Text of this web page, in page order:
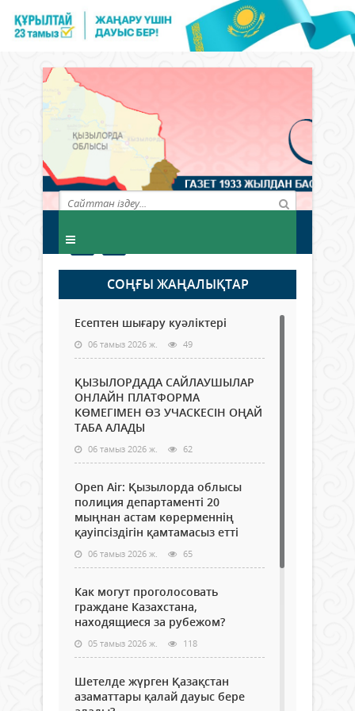
СОҢҒЫ ЖАҢАЛЫҚТАР
Есептен шығару куәліктері
06 тамыз 2026 ж. 49
ҚЫЗЫЛОРДАДА САЙЛАУШЫЛАР
ОНЛАЙН ПЛАТФОРМА
КӨМЕГІМЕН ӨЗ УЧАСКЕСІН ОҢАЙ
ТАБА АЛАДЫ
06 тамыз 2026 ж. 62
Open Air: Қызылорда облысы
полиция департаменті 20
мыңнан астам көрерменнің
қауіпсіздігін қамтамасыз етті
06 тамыз 2026 ж. 65
Как могут проголосовать
граждане Казахстана,
находящиеся за рубежом?
05 тамыз 2026 ж. 118
Шетелде жүрген Қазақстан
азаматтары қалай дауыс бере